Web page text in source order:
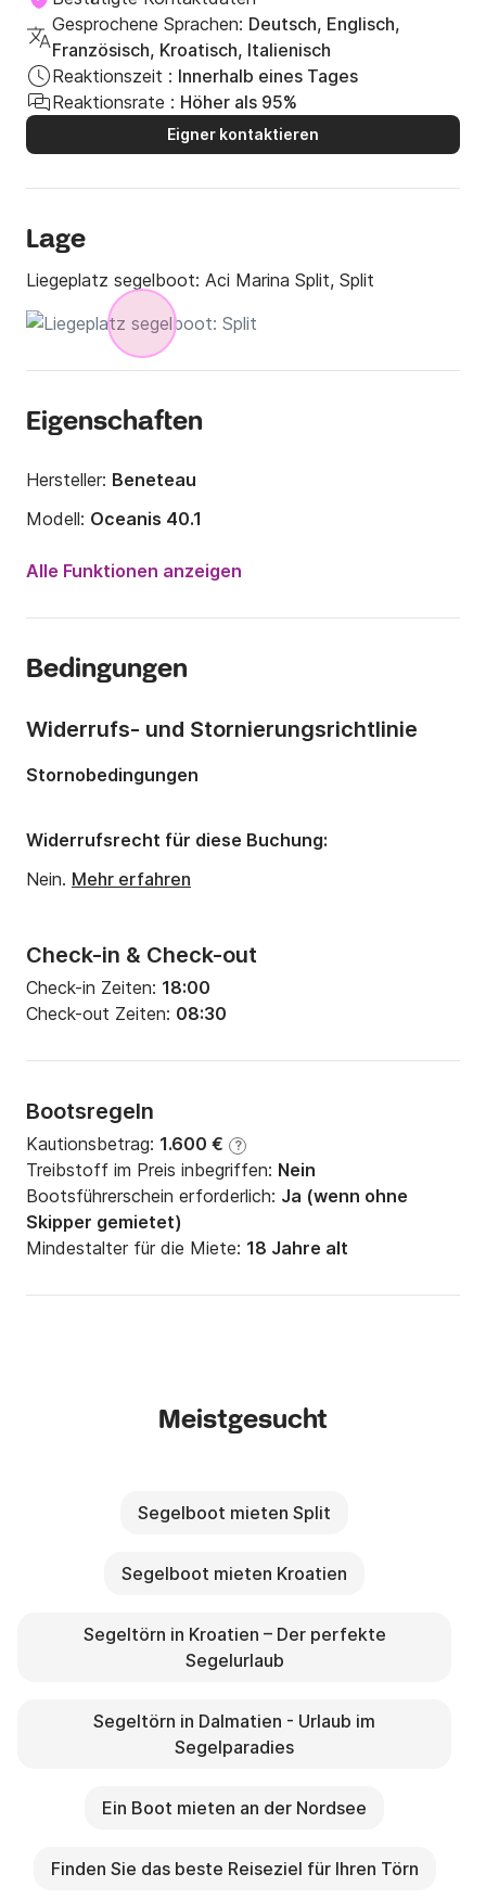
Gesprochene Sprachen: Deutsch, Englisch,
Französisch, Kroatisch, Italienisch
Reaktionszeit : Innerhalb eines Tages
Reaktionsrate : Höher als 95%
Eigner kontaktieren
Lage
Liegeplatz segelboot: Aci Marina Split, Split
Eigenschaften
Hersteller: Beneteau
Modell: Oceanis 40.1
2024
Anzahl Schlafplätze:
Motorleistung:0PS
Alle Funktionen anzeigen
Bedingungen
Check-in & Check-out
Check-in Zeiten: 18:00
Check-out Zeiten: 08:30
Bootsregeln
Kautionsbetrag: 1.600 € ?
Treibstoff im Preis inbegriffen: Nein
Bootsführerschein erforderlich: Ja (wenn ohne
Skipper gemietet)
Mindestalter für die Miete: 18 Jahre alt
Widerrufs- und Stornierungsrichtlinie
Stornobedingungen
Widerrufsrecht für diese Buchung:
Nein. Mehr erfahren
Meistgesucht
Segelboot mieten Split
Segelboot mieten Kroatien
Segeltörn in Kroatien – Der perfekte
Segelurlaub
Segeltörn in Dalmatien - Urlaub im
Segelparadies
Ein Boot mieten an der Nordsee
Finden Sie das beste Reiseziel für Ihren Törn